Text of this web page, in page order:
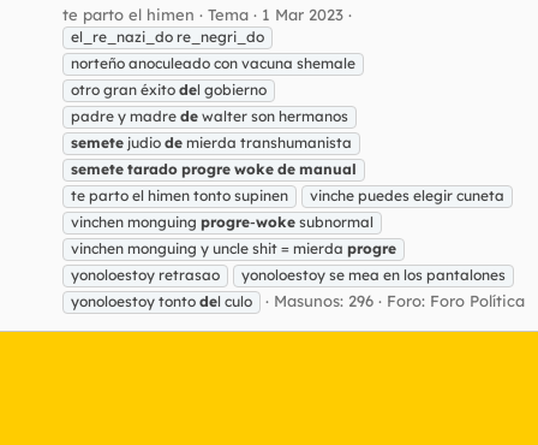
te parto el himen Tema 1 Mar 2023
el_re_nazi_do re_negri_do
norteño anoculeado con vacuna shemale
otro gran éxito del gobierno
padre y madre de walter son hermanos
semete judio de mierda transhumanista
semete tarado progre woke de manual
te parto el himen tonto supinen
vinche puedes elegir cuneta
vinchen monguing progre-woke subnormal
vinchen monguing y uncle shit = mierda progre
yonoloestoy retrasao
yonoloestoy se mea en los pantalones
yonoloestoy tonto del culo Masunos: 296 Foro: Foro Política